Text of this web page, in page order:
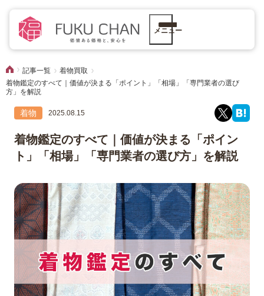
メニュー
記事一覧
着物買取
着物鑑定のすべて｜価値が決まる「ポイント」「相場」「専門業者の選び
方」を解説
着物 2025.08.15
着物鑑定のすべて｜価値が決まる「ポイン
ト」「相場」「専門業者の選び方」を解説